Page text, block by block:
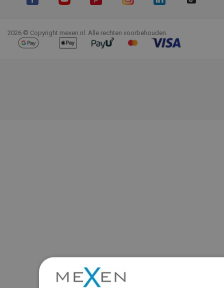
2026 © Copyright mexen.nl. Alle rechten voorbehouden.